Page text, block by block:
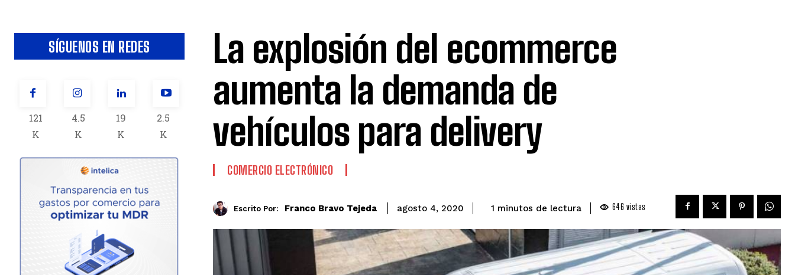
SÍGUENOS EN REDES
121
K
4.5
K
19
K
2.5
K
La explosión del ecommerce
aumenta la demanda de
vehículos para delivery
COMERCIO ELECTRÓNICO
Escrito Por: Franco Bravo Tejeda agosto 4, 2020 1 minutos de lectura 646 vistas